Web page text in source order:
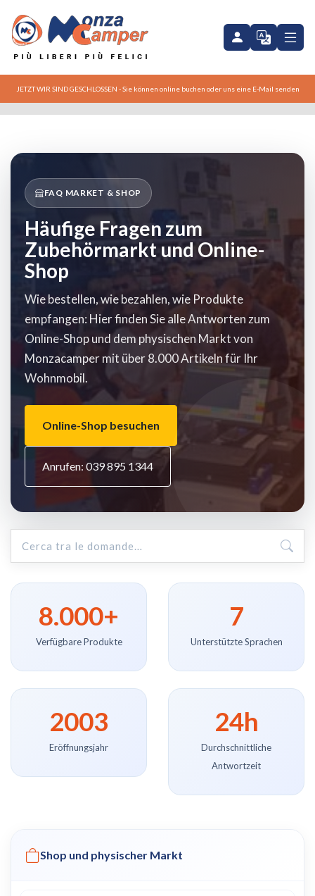
JETZT WIR SIND GESCHLOSSEN - Sie können online buchen oder uns eine E-Mail senden
FAQ MARKET & SHOP
Häufige Fragen zum
Zubehörmarkt und Online-
Shop
Wie bestellen, wie bezahlen, wie Produkte
empfangen: Hier finden Sie alle Antworten zum
Online-Shop und dem physischen Markt von
Monzacamper mit über 8.000 Artikeln für Ihr
Wohnmobil.
Online-Shop besuchen
Anrufen: 039 895 1344
8.000+
Verfügbare Produkte
7
Unterstützte Sprachen
2003
Eröffnungsjahr
24h
Durchschnittliche
Antwortzeit
Shop und physischer Markt